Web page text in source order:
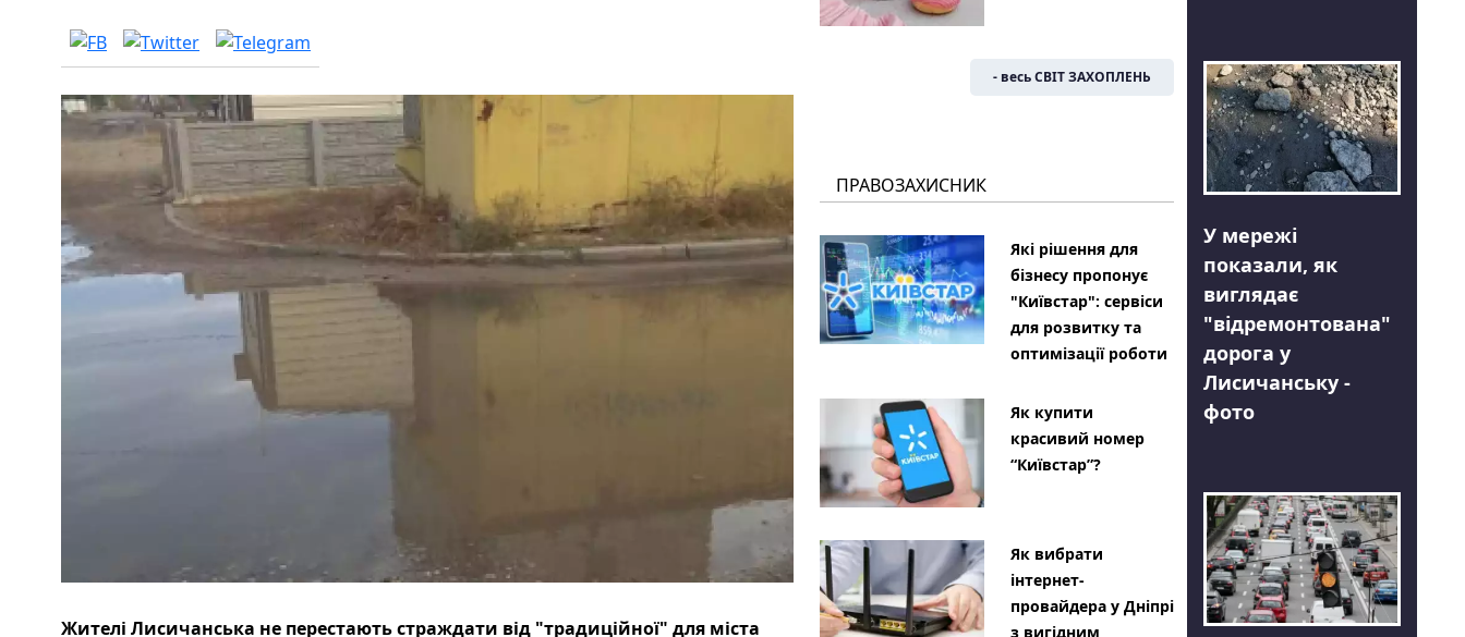
Жителі Лисичанська не перестають страждати від "традиційної" для міста
- весь СВІТ ЗАХОПЛЕНЬ
ПРАВОЗАХИСНИК
Які рішення для
бізнесу пропонує
"Київстар": сервіси
для розвитку та
оптимізації роботи
Як купити
красивий номер
“Київстар”?
Як вибрати
інтернет-
провайдера у Дніпрі
з вигідним
У мережі
показали, як
виглядає
"відремонтована"
дорога у
Лисичанську -
фото